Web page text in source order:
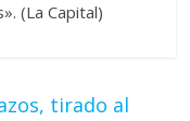
(La Capital)
tirado al